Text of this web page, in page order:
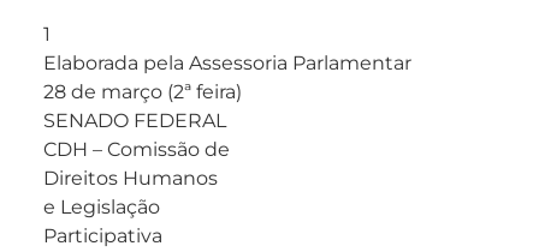
1
Elaborada pela Assessoria Parlamentar
28 de março (2ª feira)
SENADO FEDERAL
CDH – Comissão de
Direitos Humanos
e Legislação
Participativa